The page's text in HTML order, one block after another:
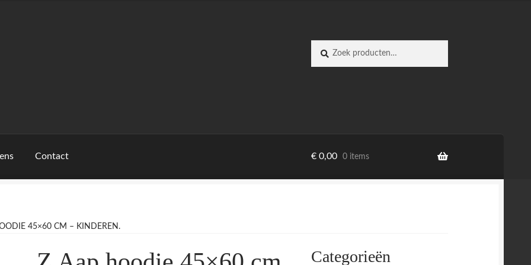
naar:
Contact €0,00 0 items
45×60 CM – KINDEREN.
Categorieën